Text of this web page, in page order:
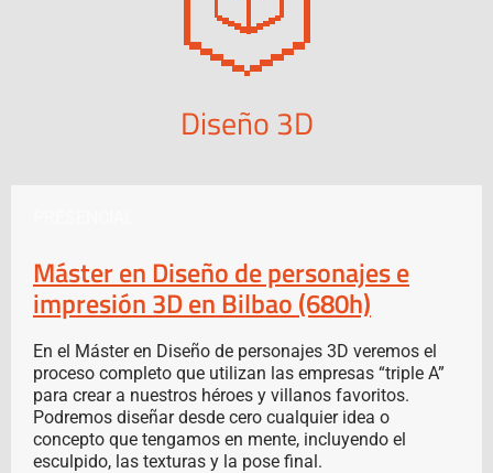
Diseño 3D
Máster en Diseño de personajes e
impresión 3D en Bilbao (680h)
En el Máster en Diseño de personajes 3D veremos el
proceso completo que utilizan las empresas “triple A”
para crear a nuestros héroes y villanos favoritos.
Podremos diseñar desde cero cualquier idea o
concepto que tengamos en mente, incluyendo el
esculpido, las texturas y la pose final.